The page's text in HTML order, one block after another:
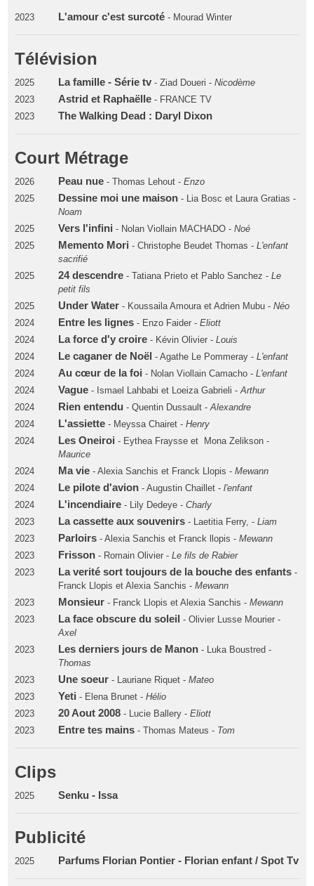
2023 L'amour c'est surcoté- Mourad Winter
Télévision
2025 La famille - Série tv- Ziad Doueri - Nicodème
2023
Astrid et Raphaëlle- FRANCE TV
2023
The Walking Dead : Daryl Dixon
Court Métrage
2026 Peau nue - Thomas Lehout - Enzo
2025
Dessine moi une maison- Lia Bosc et Laura Gratias -
Noam
2025
Vers l'infini - Nolan Viollain MACHADO - Noé
2025
Memento Mori - Christophe Beudet Thomas - L'enfant
sacrifié
2025
24 descendre- Tatiana Prieto et Pablo Sanchez - Le
petit fils
2025
Under Water- Koussaila Amoura et Adrien Mubu - Néo
2024
Entre les lignes - Enzo Faider - Eliott
2024
La force d'y croire- Kévin Olivier - Louis
2024
Le caganer de Noël - Agathe Le Pommeray - L'enfant
2024
Au cœur de la foi - Nolan Viollain Camacho - L'enfant
2024
Vague - Ismael Lahbabi et Loeiza Gabrieli -Arthur
2024
Rien entendu- Quentin Dussault -Alexandre
2024
L'assiette- Meyssa Chairet - Henry
2024
Les Oneiroi - Eythea Fraysse et Mona Zelikson -
Maurice
2024
Ma vie- Alexia Sanchis et Franck Llopis - Mewann
2024
Le pilote d'avion- Augustin Chaillet - l'enfant
2024
L'incendiaire- Lily Dedeye - Charly
2023
La cassette aux souvenirs- Laetitia Ferry, - Liam
2023
Parloirs- Alexia Sanchis et Franck llopis - Mewann
2023
Frisson- Romain Olivier - Le fils de Rabier
2023
La verité sort toujours de la bouche des enfants-
Franck Llopis et Alexia Sanchis - Mewann
2023
Monsieur- Franck Llopis et Alexia Sanchis - Mewann
2023
La face obscure du soleil - Olivier Lusse Mourier -
Axel
2023
Les derniers jours de Manon- Luka Boustred -
Thomas
2023
Une soeur- Lauriane Riquet - Mateo
2023
Yeti - Elena Brunet - Hélio
2023
20 Aout 2008- Lucie Ballery - Eliott
2023
Entre tes mains- Thomas Mateus - Tom
Clips
2025 Senku - Issa
Publicité
2025 Parfums Florian Pontier - Florian enfant / Spot Tv